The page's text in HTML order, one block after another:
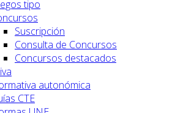
tipo
Suscripción
Consulta de Concursos
Concursos destacados
autonómica
CTE